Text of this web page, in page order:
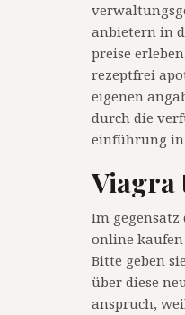
anbietern in
preise
rezeptfrei
eigenen
durch die
einführung in
Viagra
Im
online
Bitte geben
über diese
anspruch,